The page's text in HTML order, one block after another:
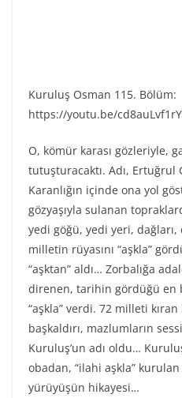
Kuruluş Osman 115. Bölüm:
https://youtu.be/cd8auLvf1rY
O, kömür karası gözleriyle,
tutuşturacaktı. Adı, Ertuğrul
Karanlığın içinde ona yol
gözyaşıyla sulanan
yedi göğü, yedi yeri,
milletin rüyasını “aşkla”
“aşktan” aldı… Zorbalığa
direnen, tarihin gördüğü en
“aşkla” verdi. 72 milleti
başkaldırı, mazlumların
Kuruluş’un adı oldu…
obadan, “ilahi aşkla”
yürüyüşün hikayesi…